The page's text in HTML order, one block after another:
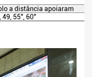
a distância apoiaram
49, 55", 60"